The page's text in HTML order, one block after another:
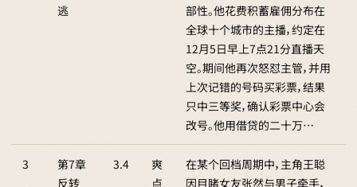
逃
部性。他花费积蓄雇佣分布在
全球十个城市的主播，约定在
12月5日早上7点21分直播天
空。期间他再次怒怼主管，并用
上次记错的号码买彩票，结果
只中三等奖，确认彩票中心会
改号。他用借贷的二十万…
3
第7章
反转
3.4
爽
点
在某个回档周期中，主角王聪
因目睹女友张然与男子牵手，